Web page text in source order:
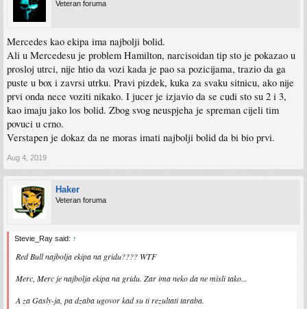
Veteran foruma
Mercedes kao ekipa ima najbolji bolid.
Ali u Mercedesu je problem Hamilton, narcisoidan tip sto je pokazao u
prosloj utrci, nije htio da vozi kada je pao sa pozicijama, trazio da ga
puste u box i zavrsi utrku. Pravi pizdek, kuka za svaku sitnicu, ako nije
prvi onda nece voziti nikako. I jucer je izjavio da se cudi sto su 2 i 3,
kao imaju jako los bolid. Zbog svog neuspjeha je spreman cijeli tim
povuci u crno.
Verstapen je dokaz da ne moras imati najbolji bolid da bi bio prvi.
Aug 4, 2019
Haker
Veteran foruma
Stevie_Ray said: ↑
Red Bull najbolja ekipa na gridu???? WTF
Merc, Merc je najbolja ekipa na gridu. Zar ima neko da ne misli tako...
A za Gasly-ja, pa dzaba ugovor kad su ti rezultati taraba.